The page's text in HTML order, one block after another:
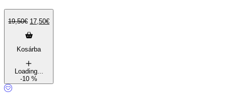
19,50€ 17,50€
Kosárba
Loading...
-10 %